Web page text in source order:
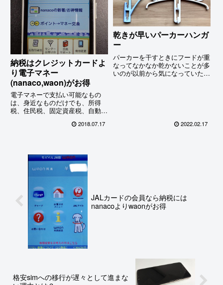
納税はクレジットカードよ
り電子マネー
(nanaco,waon)がお得
電子マネーで支払い可能なもの
は、身近なものだけでも、所得
税、住民税、固定資産税、自動車
まだまだ他にもたくさんあるの
2018.07.17
乾きが早いパーカーハンガ
ー
パーカーを干すときにフードが重
なってなかなか乾かないことが多
いのが以前から気になっていた。
2022.02.17
JALカードの会員なら納税には
nanacoよりwaonがお得
格安simへの移行が遅々として進まな